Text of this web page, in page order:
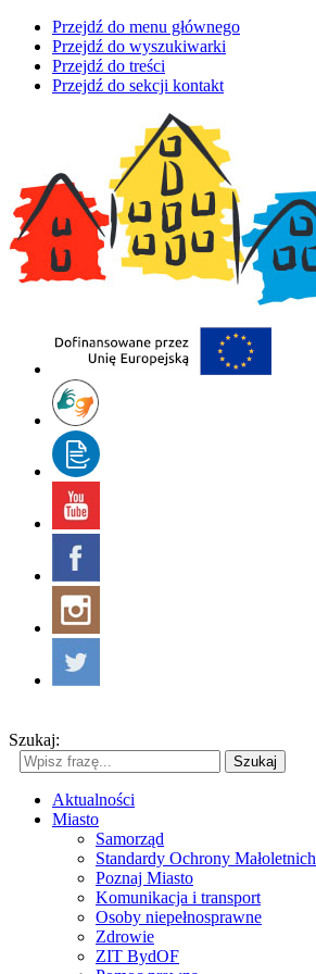
Przejdź do menu głównego
Przejdź do wyszukiwarki
Przejdź do treści
Przejdź do sekcji kontakt
Szukaj:
Szukaj
Aktualności
Miasto
Samorząd
Standardy Ochrony Małoletnich
Poznaj Miasto
Komunikacja i transport
Osoby niepełnosprawne
Zdrowie
ZIT BydOF